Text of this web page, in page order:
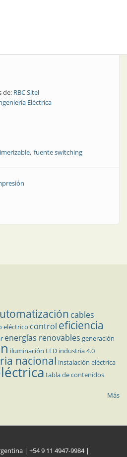
de: RBC Sitel
Eléctrica
fuente switching
cables
eléctrico control eficiencia
energías renovables generación
iluminación LED industria 4.0
nacional instalación eléctrica
tabla de contenidos
Más
| +54 9 11 4947-9984 |